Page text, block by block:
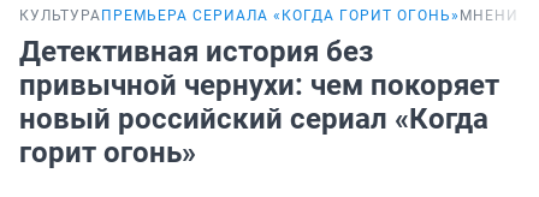
КУЛЬТУРА ПРЕМЬЕРА СЕРИАЛА «КОГДА ГОРИТ ОГОНЬ» МНЕНИЕ
Детективная история без
привычной чернухи: чем покоряет
новый российский сериал «Когда
горит огонь»